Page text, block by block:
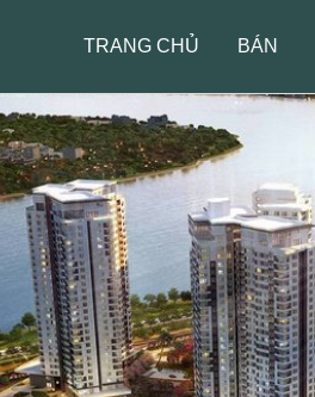
TRANG CHỦ BÁN